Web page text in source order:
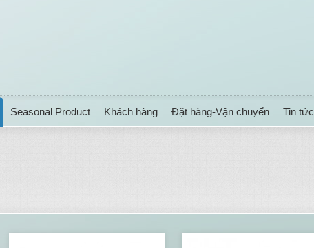
Seasonal Product Khách hàng Đặt hàng-Vận chuyển Tin tức